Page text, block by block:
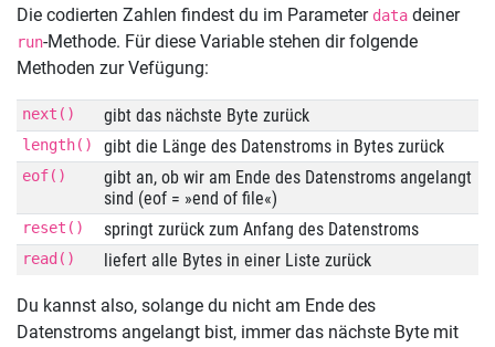
Die codierten Zahlen findest du im Parameter data deiner
run-Methode. Für diese Variable stehen dir folgende
Methoden zur Vefügung:
next() gibt das nächste Byte zurück
length() gibt die Länge des Datenstroms in Bytes zurück
eof()
gibt an, ob wir am Ende des Datenstroms angelangt
sind (eof = »end of file«)
reset() springt zurück zum Anfang des Datenstroms
read() liefert alle Bytes in einer Liste zurück
Du kannst also, solange du nicht am Ende des
Datenstroms angelangt bist, immer das nächste Byte mit